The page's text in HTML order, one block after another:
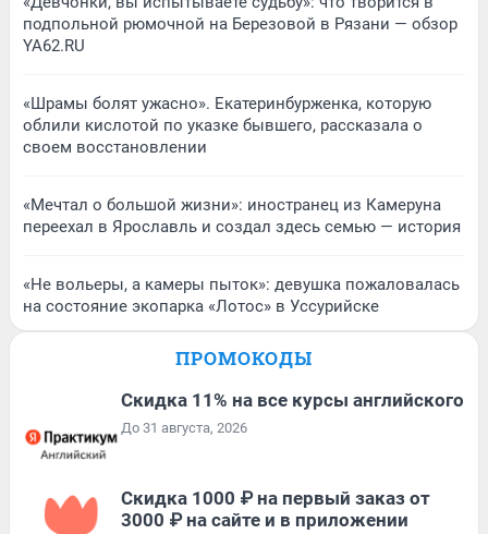
подпольной рюмочной на Березовой в Рязани — обзор
YA62.RU
«Шрамы болят ужасно». Екатеринбурженка, которую
облили кислотой по указке бывшего, рассказала о
своем восстановлении
«Мечтал о большой жизни»: иностранец из Камеруна
переехал в Ярославль и создал здесь семью — история
«Не вольеры, а камеры пыток»: девушка пожаловалась
на состояние экопарка «Лотос» в Уссурийске
ПРОМОКОДЫ
Скидка 11% на все курсы английского
До 31 августа, 2026
Скидка 1000 ₽ на первый заказ от
3000 ₽ на сайте и в приложении